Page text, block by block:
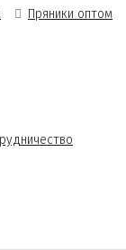
Пряники оптом